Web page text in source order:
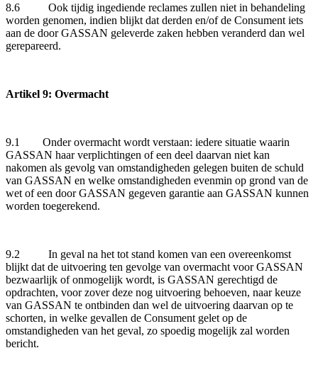
8.6 Ook tijdig ingediende reclames zullen niet in behandeling
worden genomen, indien blijkt dat derden en/of de Consument iets
aan de door GASSAN geleverde zaken hebben veranderd dan wel
gerepareerd.
Artikel 9: Overmacht
9.1 Onder overmacht wordt verstaan: iedere situatie waarin
GASSAN haar verplichtingen of een deel daarvan niet kan
nakomen als gevolg van omstandigheden gelegen buiten de schuld
van GASSAN en welke omstandigheden evenmin op grond van de
wet of een door GASSAN gegeven garantie aan GASSAN kunnen
worden toegerekend.
9.2 In geval na het tot stand komen van een overeenkomst
blijkt dat de uitvoering ten gevolge van overmacht voor GASSAN
bezwaarlijk of onmogelijk wordt, is GASSAN gerechtigd de
opdrachten, voor zover deze nog uitvoering behoeven, naar keuze
van GASSAN te ontbinden dan wel de uitvoering daarvan op te
schorten, in welke gevallen de Consument gelet op de
omstandigheden van het geval, zo spoedig mogelijk zal worden
bericht.